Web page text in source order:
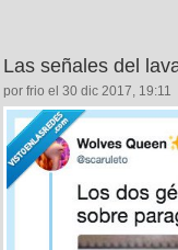
Las señales del
por frio el 30 dic 2017, 19:11